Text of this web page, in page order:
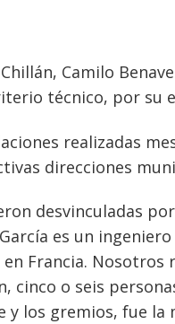
Chillán, Camilo
técnico, por su
realizadas
direcciones
desvinculadas
es un
Francia.
cinco o seis
y los gremios, fue